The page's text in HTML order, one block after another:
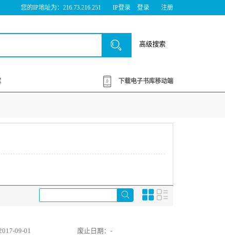
您的IP地址为：216.73.216.251 IP登录 登录 注册
高级搜索
下载电子书库移动端
09-01
废止日期：-